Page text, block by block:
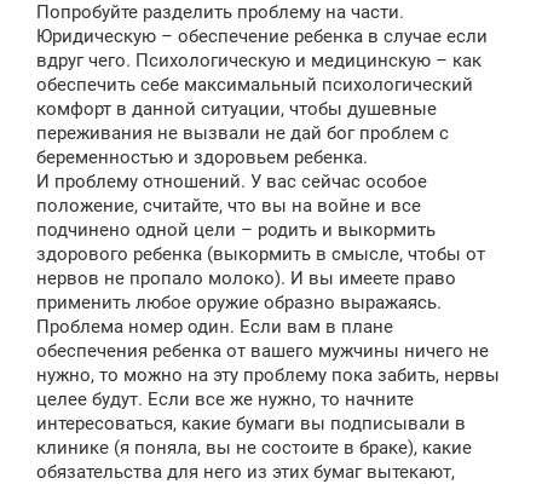
б
щ
н
и
Попробуйте разделить проблему на части.
Юридическую – обеспечение ребенка в случае если
вдруг чего. Психологическую и медицинскую – как
обеспечить себе максимальный психологический
комфорт в данной ситуации, чтобы душевные
переживания не вызвали не дай бог проблем с
беременностью и здоровьем ребенка.
И проблему отношений. У вас сейчас особое
положение, считайте, что вы на войне и все
подчинено одной цели – родить и выкормить
здорового ребенка (выкормить в смысле, чтобы от
нервов не пропало молоко). И вы имеете право
применить любое оружие образно выражаясь.
Проблема номер один. Если вам в плане
обеспечения ребенка от вашего мужчины ничего не
нужно, то можно на эту проблему пока забить, нервы
целее будут. Если все же нужно, то начните
интересоваться, какие бумаги вы подписывали в
клинике (я поняла, вы не состоите в браке), какие
обязательства для него из этих бумаг вытекают,